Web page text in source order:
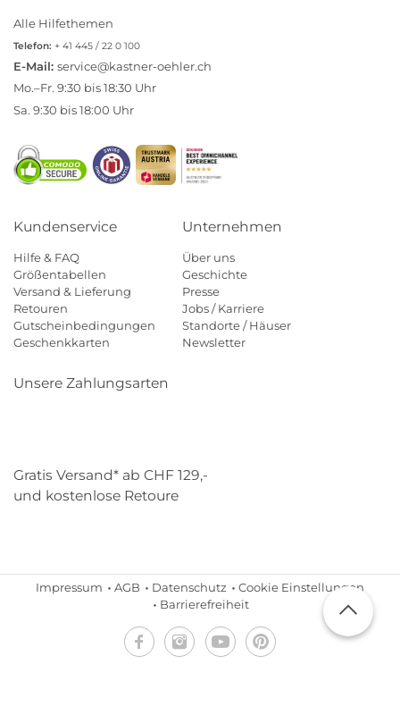
Alle Hilfethemen
Telefon: + 41 445 / 22 0 100
E-Mail: service@kastner-oehler.ch
Mo.–Fr. 9:30 bis 18:30 Uhr
Sa. 9:30 bis 18:00 Uhr
Kundenservice
Hilfe & FAQ
Größentabellen
Versand & Lieferung
Retouren
Gutscheinbedingungen
Geschenkkarten
Unternehmen
Über uns
Geschichte
Presse
Jobs / Karriere
Standorte / Häuser
Newsletter
Unsere Zahlungsarten
Gratis Versand* ab CHF 129,-
und kostenlose Retoure
Impressum AGB Datenschutz
Cookie Einstellungen
Barrierefreiheit